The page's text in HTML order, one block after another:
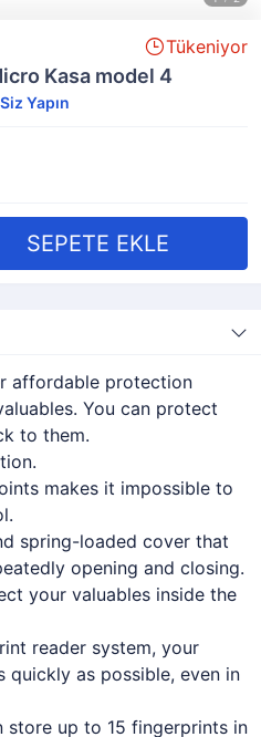
Tükeniyor
Kasa model 4
Yapın
affordable protection
You can protect
to them.
makes it impossible to
spring-loaded cover that
opening and closing.
your valuables inside the
reader system, your
quickly as possible, even in
store up to 15 fingerprints in